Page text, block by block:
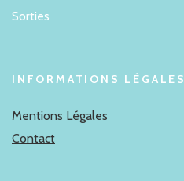
Sorties
INFORMATIONS LÉGALES
Mentions Légales
Contact